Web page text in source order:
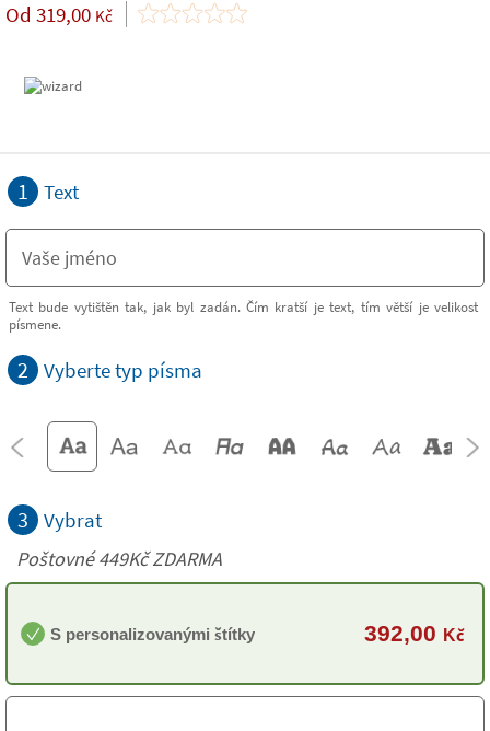
Od 319,00 Kč
1 Text
Text bude vytištěn tak, jak byl zadán. Čím kratší je text, tím větší je velikost
písmene.
2 Vyberte typ písma
3 Vybrat
Poštovné 449Kč ZDARMA
S personalizovanými štítky 392,00 Kč